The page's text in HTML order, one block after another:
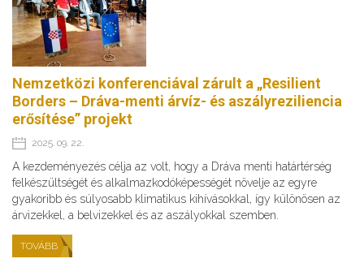
Nemzetközi konferenciával zárult a „Resilient
Borders – Dráva-menti árvíz- és aszályreziliencia
erősítése” projekt
2025. 09. 22.
A kezdeményezés célja az volt, hogy a Dráva menti határtérség
felkészültségét és alkalmazkodóképességét növelje az egyre
gyakoribb és súlyosabb klimatikus kihívásokkal, így különösen az
árvizekkel, a belvizekkel és az aszályokkal szemben.
TOVÁBB